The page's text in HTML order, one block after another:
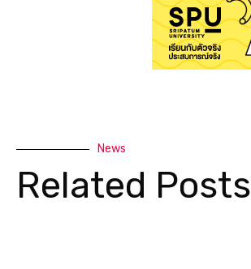
News
Related Posts